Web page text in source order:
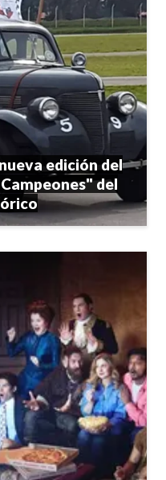
edición del
del